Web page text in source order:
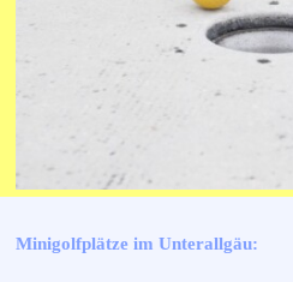
Minigolfplätze im Unterallgäu: